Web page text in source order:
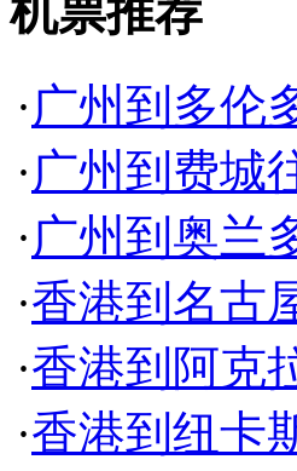
机票推荐
·广州到多伦
·广州到费城
·广州到奥兰
·香港到名古
·香港到阿克
·香港到纽卡